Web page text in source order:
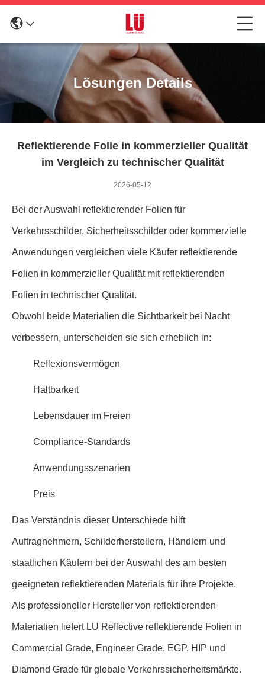
Lösungen Details
Reflektierende Folie in kommerzieller Qualität
im Vergleich zu technischer Qualität
2026-05-12
Bei der Auswahl reflektierender Folien für
Verkehrsschilder, Sicherheitsschilder oder kommerzielle
Anwendungen vergleichen viele Käufer reflektierende
Folien in kommerzieller Qualität mit reflektierenden
Folien in technischer Qualität.
Obwohl beide Materialien die Sichtbarkeit bei Nacht
verbessern, unterscheiden sie sich erheblich in:
Reflexionsvermögen
Haltbarkeit
Lebensdauer im Freien
Compliance-Standards
Anwendungsszenarien
Preis
Das Verständnis dieser Unterschiede hilft
Auftragnehmern, Schilderherstellern, Händlern und
staatlichen Käufern bei der Auswahl des am besten
geeigneten reflektierenden Materials für ihre Projekte.
Als professioneller Hersteller von reflektierenden
Materialien liefert LU Reflective reflektierende Folien in
Commercial Grade, Engineer Grade, EGP, HIP und
Diamond Grade für globale Verkehrssicherheitsmärkte.